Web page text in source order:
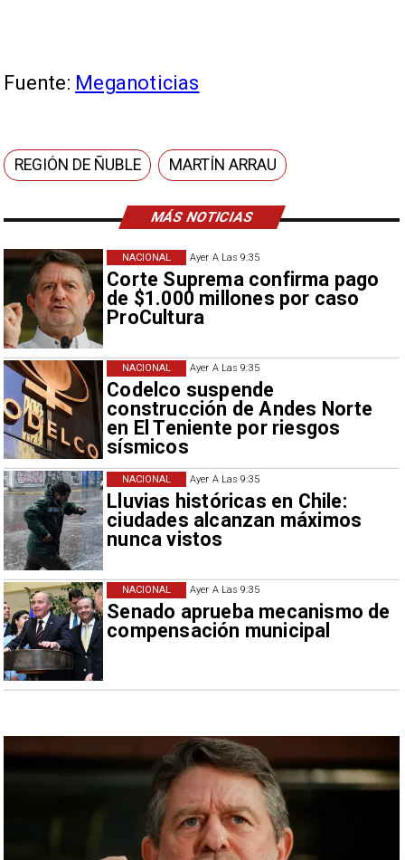
MÁS NOTICIAS
Ayer A Las 9:35
Corte Suprema confirma pago
de $1.000 millones por caso
ProCultura
NACIONAL
Ayer A Las 9:35
Codelco suspende
construcción de Andes Norte
en El Teniente por riesgos
sísmicos
NACIONAL
Ayer A Las 9:35
Lluvias históricas en Chile:
ciudades alcanzan máximos
nunca vistos
NACIONAL
Ayer A Las 9:35
Senado aprueba mecanismo de
compensación municipal
NACIONAL
Fuente: Meganoticias
REGIÓN DE ÑUBLE MARTÍN ARRAU